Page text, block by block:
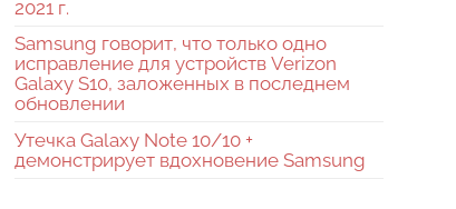
2021 г.
Samsung говорит, что только одно
исправление для устройств Verizon
Galaxy S10, заложенных в последнем
обновлении
Утечка Galaxy Note 10/10 +
демонстрирует вдохновение Samsung